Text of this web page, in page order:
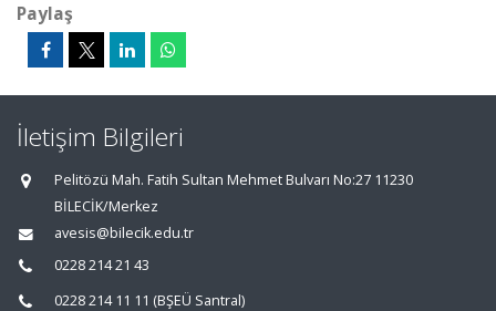
Paylaş
İletişim Bilgileri
Pelitözü Mah. Fatih Sultan Mehmet Bulvarı No:27 11230
BİLECİK/Merkez
avesis@bilecik.edu.tr
0228 214 21 43
0228 214 11 11 (BŞEÜ Santral)